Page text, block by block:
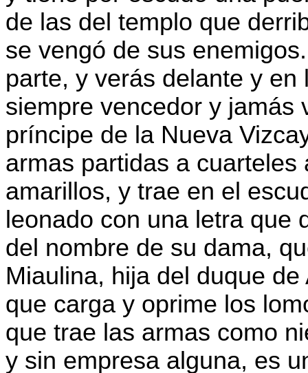
de las del templo que
se vengó de sus
parte, y verás delante y
siempre vencedor y jamás
príncipe de la Nueva
armas partidas a
amarillos, y trae en el
leonado con una letra que
del nombre de su dama,
Miaulina, hija del duque
que carga y oprime los
que trae las armas como
y sin empresa alguna, es